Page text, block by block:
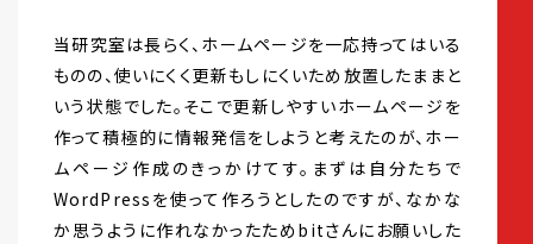
当研究室は長らく、ホームページを一応持ってはいる
ものの、使いにくく更新もしにくいため放置したままと
いう状態でした。そこで更新しやすいホームページを
作って積極的に情報発信をしようと考えたのが、ホー
ムページ作成のきっかけてす。まずは自分たちで
WordPressを使って作ろうとしたのですが、なかな
か思うように作れなかったためbitさんにお願いした